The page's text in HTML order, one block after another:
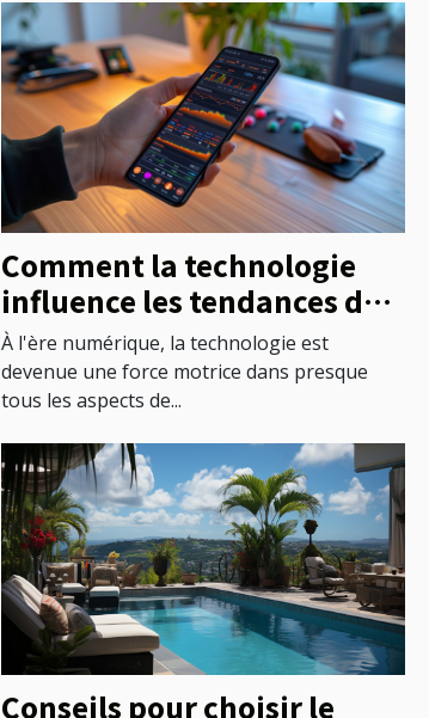
Comment la technologie
influence les tendances de
la santé
À l'ère numérique, la technologie est
devenue une force motrice dans presque
tous les aspects de...
Conseils pour choisir le